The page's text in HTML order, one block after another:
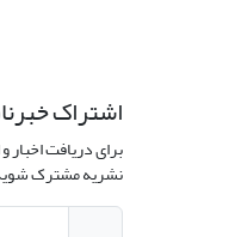
اشتراک
برای دریافت اخبار
نشریه مشترک